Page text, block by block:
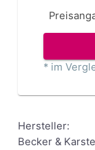
* im
Hersteller:
Becker &